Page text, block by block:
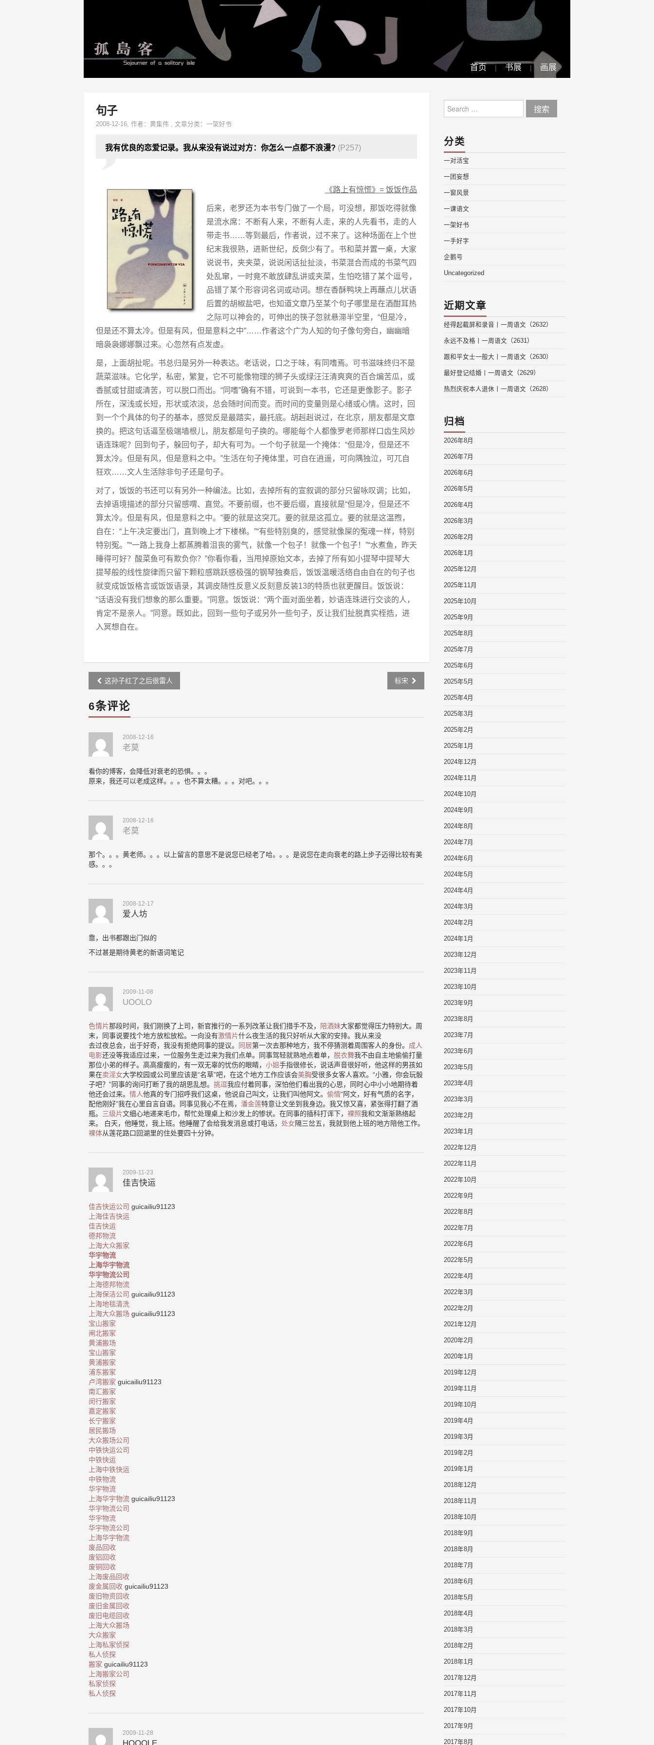
首页 书展 画展
句子
2008-12-16, 作者： 黄集伟 , 文章分类： 一架好书
我有优良的恋爱记录。我从来没有说过对方：你怎么一点都不浪漫? (P257)
《路上有惊慌》= 饭饭作品
后来，老罗还为本书专门做了一个局，可没想，那饭吃得就像
是流水席：不断有人来，不断有人走，来的人先看书，走的人
带走书……等到最后，作者说，过不来了。这种场面在上个世
纪末我很熟，进新世纪，反倒少有了。书和菜并置一桌，大家
说说书，夹夹菜，说说闲话扯扯淡，书菜混合而成的书菜气四
处乱窜，一时竟不敢放肆乱讲或夹菜，生怕吃错了某个逗号，
品错了某个形容词名词或动词。想在香酥鸭块上再蘸点儿状语
后置的胡椒盐吧，也知道文章乃至某个句子哪里是在酒酣耳热
之际可以神会的，可伸出的筷子忽就悬滞半空里，“但是冷，
但是还不算太冷。但是有风，但是意料之中”……作者这个广为人知的句子像句旁白，幽幽暗
暗袅袅娜娜飘过来。心忽然有点发虚。
是，上面胡扯呢。书总归是另外一种表达。老话说，口之于味，有同嗜焉。可书滋味终归不是
蔬菜滋味。它化学，私密，繁复，它不可能像物理的狮子头或绿汪汪清爽爽的百合煸苦瓜，或
香腻或甘甜或清苦，可以脱口而出。“同嗜”确有不错，可说到一本书，它还是更像影子。影子
所在，深浅或长短，形状或浓淡，总会随时间而变。而时间的变量则是心绪或心情。这时，回
到一个个具体的句子的基本，感觉反是最踏实，最托底。胡赳赳说过，在北京，朋友都是文章
换的。把这句话逼至极端墙根儿，朋友都是句子换的。哪能每个人都像罗老师那样口齿生风妙
语连珠呢？回到句子，躲回句子，却大有可为。一个句子就是一个掩体：“但是冷，但是还不
算太冷。但是有风，但是意料之中。”生活在句子掩体里，可自在逍遥，可向隅独泣，可兀自
狂欢……文人生活除非句子还是句子。
对了，饭饭的书还可以有另外一种编法。比如，去掉所有的宣叙调的部分只留咏叹调；比如，
去掉语境描述的部分只留感喟、直觉。不要前缀，也不要后缀，直接就是“但是冷，但是还不
算太冷。但是有风，但是意料之中。”要的就是这突兀。要的就是这孤立。要的就是这温煦，
自在：“上午决定要出门，直到晚上才下楼梯。”“有些特别臭的，感觉就像屎的冤魂一样，特别
特别冤。”“一路上我身上都蒸腾着沮丧的雾气，就像一个包子！就像一个包子！”“水煮鱼，昨天
睡得可好？酸菜鱼可有欺负你？”你看你看，当甩掉原始文本，去掉了所有如小提琴中提琴大
提琴般的线性旋律而只留下颗粒感跳跃感极强的钢琴独奏后，饭饭温暖活络自由自在的句子也
就变成饭饭格言或饭饭语录，其调皮随性反意义反刻意反装13的特质也就更醒目。饭饭说：
“话语没有我们想象的那么重要。”同意。饭饭说：“两个面对面坐着，妙语连珠进行交谈的人，
肯定不是亲人。”同意。既如此，回到一些句子或另外一些句子，反让我们扯脱真实桎捁，进
入冥想自在。
Post
navigation
这孙子红了之后很雷人 标宋
6条评论
2008-12-16
老莫
看你的博客，会降低对衰老的恐惧。。。
原来，我还可以老成这样。。。也不算太糟。。。对吧。。。
2008-12-16
老莫
那个。。。黄老师。。。以上留言的意思不是说您已经老了哈。。。是说您在走向衰老的路上步子迈得比较有美
感。。。
2008-12-17
爱人坊
靠，出书都跟出门似的
不过甚是期待黄老的新语词笔记
2009-11-08
UOOLO
色情片那段时间，我们刚换了上司，新官推行的一系列改革让我们措手不及， 陪酒妹大家都觉得压力特别大。周
末，同事说要找个地方放松放松。一向没有激情片什么夜生活的我只好听从大家的安排。我从来没
去过夜总会，出于好奇，我没有拒绝同事的提议。
同居第一次去那种地方，我不停猜测着周围客人的身份。 成人
电影还没等我适应过来，一位服务生走过来为我们点单。同事驾轻就熟地点着单， 脱衣舞我不由自主地偷偷打量
那位小弟的样子。高高瘦瘦的，有一双无辜的忧伤的眼睛， 小姐手指很修长，说话声音很好听，他这样的男孩如
果在卖淫女大学校园或公司里应该是“名草”吧，在这个地方工作应该会美胸受很多女客人喜欢。“小雅，你会玩骰
子吧？”同事的询问打断了我的胡思乱想。 挑逗我应付着同事，深怕他们看出我的心思，同时心中小小地期待着
他还会过来。 情人他真的专门招呼我们这桌，他说自己叫文，让我们叫他阿文。 偷情“阿文，好有气质的名字，
配他刚好”我在心里自言自语。同事见我心不在焉， 潘金莲特意让文坐到我身边。我又惊又喜，紧张得打翻了酒
瓶。 三级片文细心地递来毛巾，帮忙处理桌上和沙发上的惨状。在同事的插科打诨下， 裸照我和文渐渐熟络起
来。 白天，他睡觉，我上班。他睡醒了会给我发消息或打电话， 处女隔三岔五，我就到他上班的地方陪他工作。
裸体从莲花路口回湖里的住处要四十分钟。
2009-11-23
佳吉快运
佳吉快运公司 guicailiu91123
上海佳吉快运
佳吉快运
德邦物流
上海大众搬家
华宇物流
上海华宇物流
华宇物流公司
上海德邦物流
上海保洁公司 guicailiu91123
上海地毯清洗
上海大众搬场 guicailiu91123
宝山搬家
闸北搬家
黄浦搬场
宝山搬家
黄浦搬家
浦东搬家
卢湾搬家 guicailiu91123
南汇搬家
闵行搬家
嘉定搬家
长宁搬家
居民搬场
大众搬场公司
中铁快运公司
中铁快运
上海中铁快运
中铁物流
华宇物流
上海华宇物流 guicailiu91123
华宇物流公司
华宇物流
华宇物流公司
上海华宇物流
废品回收
废铝回收
废铜回收
上海废品回收
废金属回收 guicailiu91123
废旧物资回收
废旧金属回收
废旧电缆回收
上海大众搬场
大众搬家
上海私家侦探
私人侦探
搬家 guicailiu91123
上海搬家公司
私家侦探
私人侦探
2009-11-28
for:
分类
一对活宝
一团妄想
一窗风景
一课语文
一架好书
一手好字
企鹅号
Uncategorized
近期文章
经得起截屏和录音丨一周语文（2632）
永远不及格丨一周语文（2631）
跟和平女士一般大丨一周语文（2630）
最好登记结婚丨一周语文（2629）
热烈庆祝本人退休丨一周语文（2628）
归档
2026年8月
2026年7月
2026年6月
2026年5月
2026年4月
2026年3月
2026年2月
2026年1月
2025年12月
2025年11月
2025年10月
2025年9月
2025年8月
2025年7月
2025年6月
2025年5月
2025年4月
2025年3月
2025年2月
2025年1月
2024年12月
2024年11月
2024年10月
2024年9月
2024年8月
2024年7月
2024年6月
2024年5月
2024年4月
2024年3月
2024年2月
2024年1月
2023年12月
2023年11月
2023年10月
2023年9月
2023年8月
2023年7月
2023年6月
2023年5月
2023年4月
2023年3月
2023年2月
2023年1月
2022年12月
2022年11月
2022年10月
2022年9月
2022年8月
2022年7月
2022年6月
2022年5月
2022年4月
2022年3月
2022年2月
2021年12月
2020年2月
2020年1月
2019年12月
2019年11月
2019年10月
2019年4月
2019年3月
2019年2月
2019年1月
2018年12月
2018年11月
2018年10月
2018年9月
2018年8月
2018年7月
2018年6月
2018年5月
2018年4月
2018年3月
2018年2月
2018年1月
2017年12月
2017年11月
2017年10月
2017年9月
2017年8月